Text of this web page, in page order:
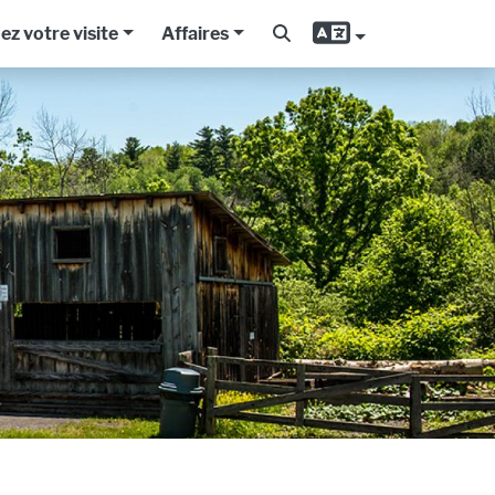
votre visite Affaires